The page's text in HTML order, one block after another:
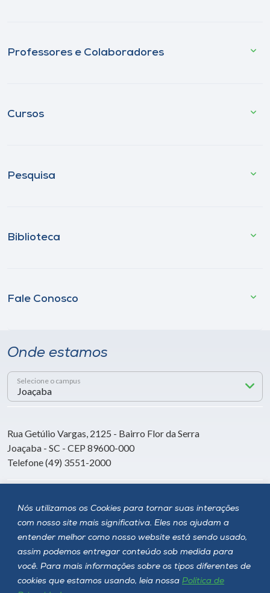
Nós utilizamos os Cookies para tornar suas interações
com nosso site mais significativa. Eles nos ajudam a
entender melhor como nosso website está sendo usado,
assim podemos entregar conteúdo sob medida para
você. Para mais informações sobre os tipos diferentes de
cookies que estamos usando, leia nossa Política de
Professores e Colaboradores
Cursos
Pesquisa
Biblioteca
Fale Conosco
Onde estamos
Selecione o campus
Rua Getúlio Vargas, 2125 - Bairro Flor da Serra
Joaçaba - SC - CEP 89600-000
Telefone (49) 3551-2000
Siga a Unoesc